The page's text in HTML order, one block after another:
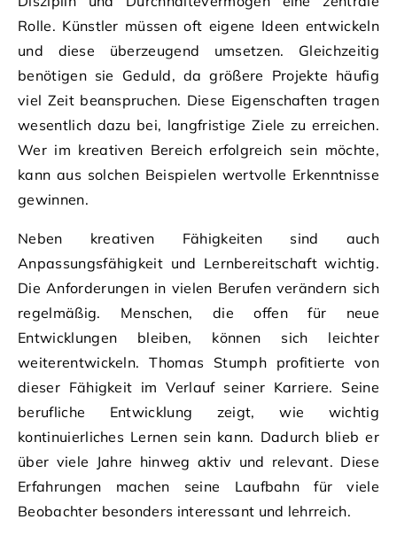
Rolle. Künstler müssen oft eigene Ideen entwickeln
und diese überzeugend umsetzen. Gleichzeitig
benötigen sie Geduld, da größere Projekte häufig
viel Zeit beanspruchen. Diese Eigenschaften tragen
wesentlich dazu bei, langfristige Ziele zu erreichen.
Wer im kreativen Bereich erfolgreich sein möchte,
kann aus solchen Beispielen wertvolle Erkenntnisse
gewinnen.
Neben kreativen Fähigkeiten sind auch
Anpassungsfähigkeit und Lernbereitschaft wichtig.
Die Anforderungen in vielen Berufen verändern sich
regelmäßig. Menschen, die offen für neue
Entwicklungen bleiben, können sich leichter
weiterentwickeln. Thomas Stumph profitierte von
dieser Fähigkeit im Verlauf seiner Karriere. Seine
berufliche Entwicklung zeigt, wie wichtig
kontinuierliches Lernen sein kann. Dadurch blieb er
über viele Jahre hinweg aktiv und relevant. Diese
Erfahrungen machen seine Laufbahn für viele
Beobachter besonders interessant und lehrreich.